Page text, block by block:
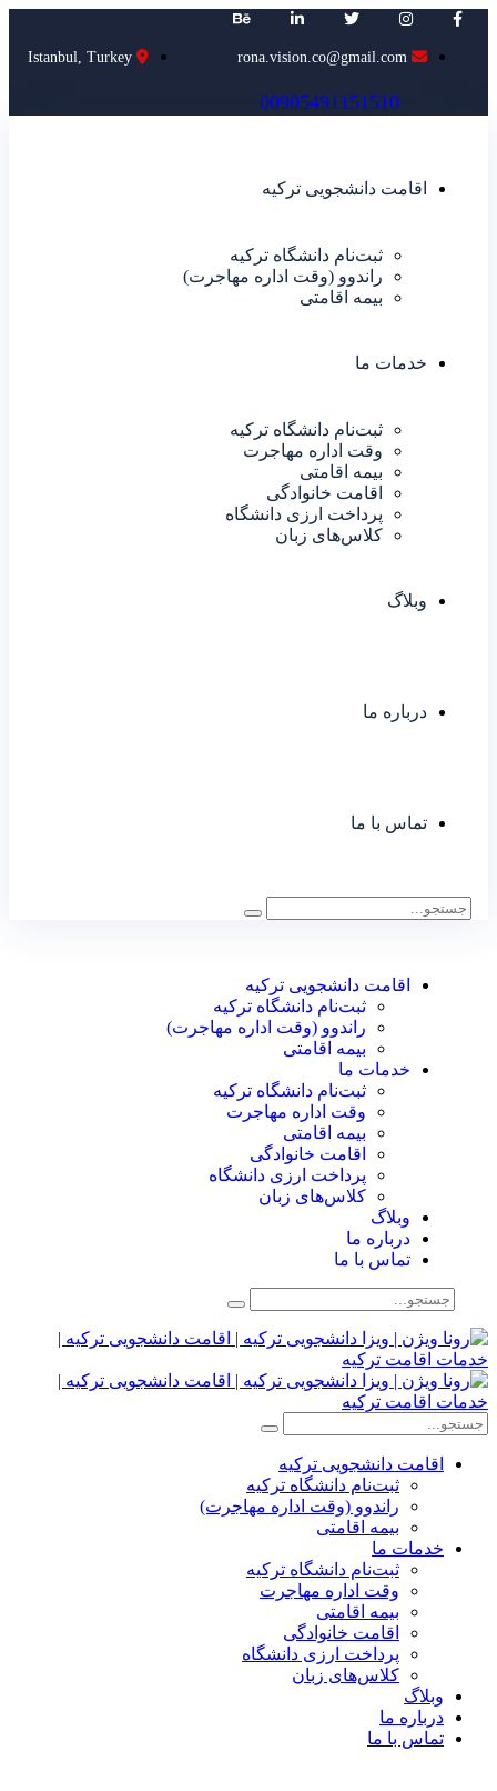
rona.vision.co@gmail.com
Istanbul, Turkey
0090549115151
اقامت دانشجویی ترکیه
ثبت‌نام دانشگاه ترکیه
راندوو (وقت اداره مهاجرت)
بیمه اقامتی
خدمات ما
ثبت‌نام دانشگاه ترکیه
وقت اداره مهاجرت
بیمه اقامتی
اقامت خانوادگی
پرداخت ارزی دانشگاه
کلاس‌های زبان
وبلاگ
درباره ما
تماس با ما
اقامت دانشجویی ترکیه
ثبت‌نام دانشگاه ترکیه
راندوو (وقت اداره مهاجرت)
بیمه اقامتی
خدمات ما
ثبت‌نام دانشگاه ترکیه
وقت اداره مهاجرت
بیمه اقامتی
اقامت خانوادگی
پرداخت ارزی دانشگاه
کلاس‌های زبان
وبلاگ
درباره ما
تماس با ما
اقامت دانشجویی ترکیه
ثبت‌نام دانشگاه ترکیه
راندوو (وقت اداره مهاجرت)
بیمه اقامتی
خدمات ما
ثبت‌نام دانشگاه ترکیه
وقت اداره مهاجرت
بیمه اقامتی
اقامت خانوادگی
پرداخت ارزی دانشگاه
کلاس‌های زبان
وبلاگ
درباره ما
تماس با ما